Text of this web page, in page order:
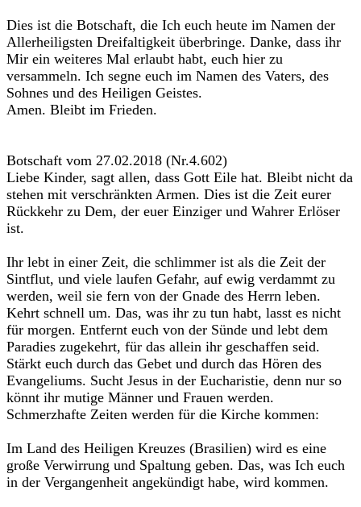
Dies ist die Botschaft, die Ich euch heute im Namen der
Allerheiligsten Dreifaltigkeit überbringe. Danke, dass ihr
Mir ein weiteres Mal erlaubt habt, euch hier zu
versammeln. Ich segne euch im Namen des Vaters, des
Sohnes und des Heiligen Geistes.
Amen. Bleibt im Frieden.
Botschaft vom 27.02.2018 (Nr.4.602)
Liebe Kinder, sagt allen, dass Gott Eile hat. Bleibt nicht da
stehen mit verschränkten Armen. Dies ist die Zeit eurer
Rückkehr zu Dem, der euer Einziger und Wahrer Erlöser
ist.
Ihr lebt in einer Zeit, die schlimmer ist als die Zeit der
Sintflut, und viele laufen Gefahr, auf ewig verdammt zu
werden, weil sie fern von der Gnade des Herrn leben.
Kehrt schnell um. Das, was ihr zu tun habt, lasst es nicht
für morgen. Entfernt euch von der Sünde und lebt dem
Paradies zugekehrt, für das allein ihr geschaffen seid.
Stärkt euch durch das Gebet und durch das Hören des
Evangeliums. Sucht Jesus in der Eucharistie, denn nur so
könnt ihr mutige Männer und Frauen werden.
Schmerzhafte Zeiten werden für die Kirche kommen:
Im Land des Heiligen Kreuzes (Brasilien) wird es eine
große Verwirrung und Spaltung geben. Das, was Ich euch
in der Vergangenheit angekündigt habe, wird kommen.